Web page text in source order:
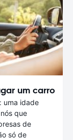
um carro
uma idade
que
de
só de